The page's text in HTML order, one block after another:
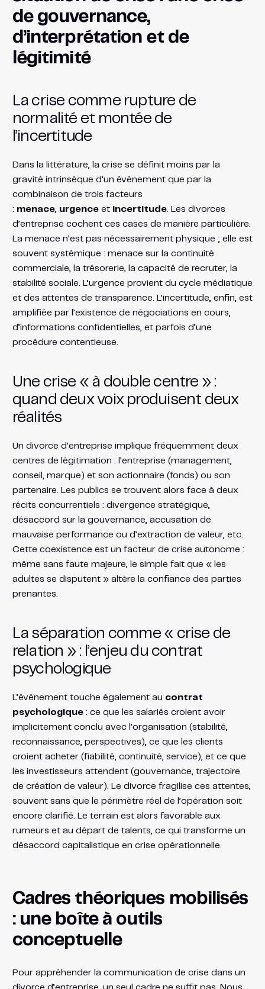
de gouvernance,
d’interprétation et de
légitimité
La crise comme rupture de
normalité et montée de
l’incertitude
Dans la littérature, la crise se définit moins par la
gravité intrinsèque d’un événement que par la
combinaison de trois facteurs
: menace, urgenceet incertitude. Les divorces
d’entreprise cochent ces cases de manière particulière.
La menace n’est pas nécessairement physique ; elle est
souvent systémique : menace sur la continuité
commerciale, la trésorerie, la capacité de recruter, la
stabilité sociale. L’urgence provient du cycle médiatique
et des attentes de transparence. L’incertitude, enfin, est
amplifiée par l’existence de négociations en cours,
d’informations confidentielles, et parfois d’une
procédure contentieuse.
Une crise « à double centre » :
quand deux voix produisent deux
réalités
Un divorce d’entreprise implique fréquemment deux
centres de légitimation : l’entreprise (management,
conseil, marque) et son actionnaire (fonds) ou son
partenaire. Les publics se trouvent alors face à deux
récits concurrentiels : divergence stratégique,
désaccord sur la gouvernance, accusation de
mauvaise performance ou d’extraction de valeur, etc.
Cette coexistence est un facteur de crise autonome :
même sans faute majeure, le simple fait que « les
adultes se disputent » altère la confiance des parties
prenantes.
La séparation comme « crise de
relation » : l’enjeu du contrat
psychologique
L’événement touche également au contrat
psychologique: ce que les salariés croient avoir
implicitement conclu avec l’organisation (stabilité,
reconnaissance, perspectives), ce que les clients
croient acheter (fiabilité, continuité, service), et ce que
les investisseurs attendent (gouvernance, trajectoire
de création de valeur). Le divorce fragilise ces attentes,
souvent sans que le périmètre réel de l’opération soit
encore clarifié. Le terrain est alors favorable aux
rumeurs et au départ de talents, ce qui transforme un
désaccord capitalistique en crise opérationnelle.
Cadres théoriques mobilisés
: une boîte à outils
conceptuelle
Pour appréhender la communication de crise dans un